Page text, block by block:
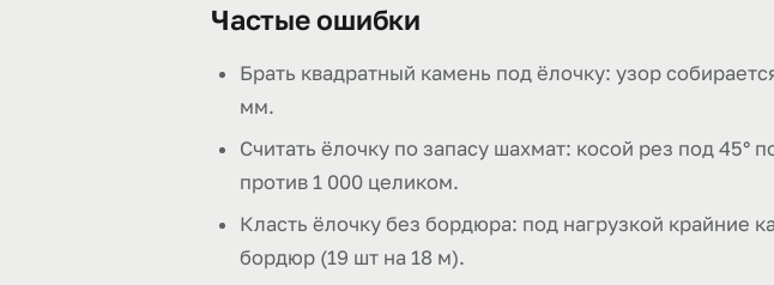
Частые ошибки
Брать квадратный камень под ёлочку: узор
мм.
Считать ёлочку по запасу шахмат: косой рез под 45°
против 1 000 целиком.
Класть ёлочку без бордюра: под нагрузкой крайние
бордюр (19 шт на 18 м).